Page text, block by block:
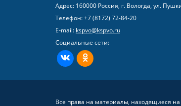
Адрес: 160000 Россия, г. Вологда, ул.
Телефон:+7 (8172) 72-84-20
E-mail: kspvo@kspvo.ru
Социальные сети:
ВКонтактеОдноклассники
Все права на материалы, находящиеся на